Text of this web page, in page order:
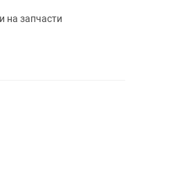
на запчасти